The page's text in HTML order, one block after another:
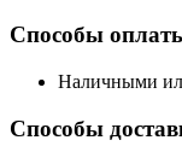
Способы
Наличными
Способы